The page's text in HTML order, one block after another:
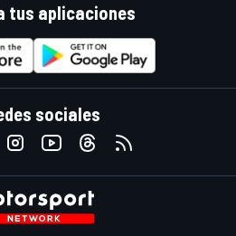
tus aplicaciones
sociales